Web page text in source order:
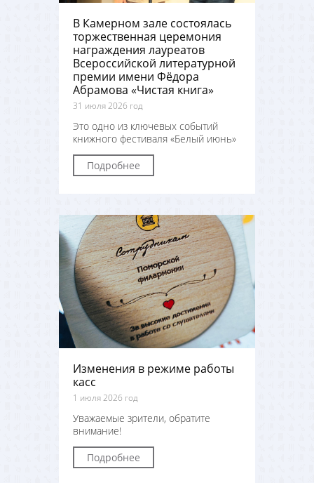
В Камерном зале состоялась
торжественная церемония
награждения лауреатов
Всероссийской литературной
премии имени Фёдора
Абрамова «Чистая книга»
31 июля 2026 год
Это одно из ключевых событий
книжного фестиваля «Белый июнь»
Подробнее
Изменения в режиме работы
касс
1 июля 2026 год
Уважаемые зрители, обратите
внимание!
Подробнее